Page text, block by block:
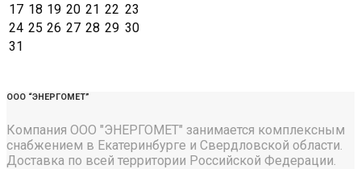
17 18 19 20 21 22 23
24 25 26 27 28 29 30
31
ООО “ЭНЕРГОМЕТ”
Компания ООО "ЭНЕРГОМЕТ" занимается комплексным
снабжением в Екатеринбурге и Свердловской области.
Доставка по всей территории Российской Федерации.